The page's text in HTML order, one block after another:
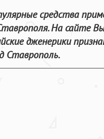
средства
На сайте
дженерики
Ставрополь.